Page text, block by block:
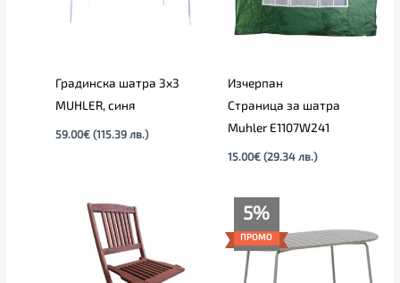
Градинска шатра 3х3
MUHLER, синя
59.00€ (115.39 лв.)
Изчерпан
Страница за шатра
Muhler E1107W241
15.00€ (29.34 лв.)
5%
ПРОМО
was:
185.00€
(361.83
лв.).
е:
175.00€